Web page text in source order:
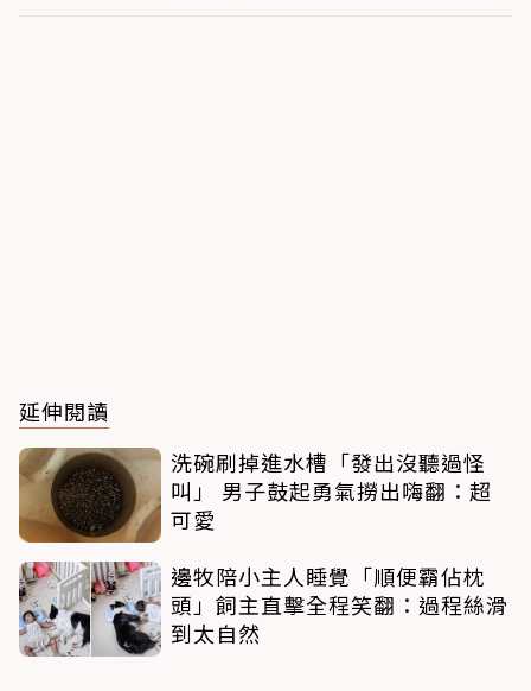
延伸閱讀
洗碗刷掉進水槽「發出沒聽過怪
叫」 男子鼓起勇氣撈出嗨翻：超
可愛
邊牧陪小主人睡覺「順便霸佔枕
頭」飼主直擊全程笑翻：過程絲滑
到太自然